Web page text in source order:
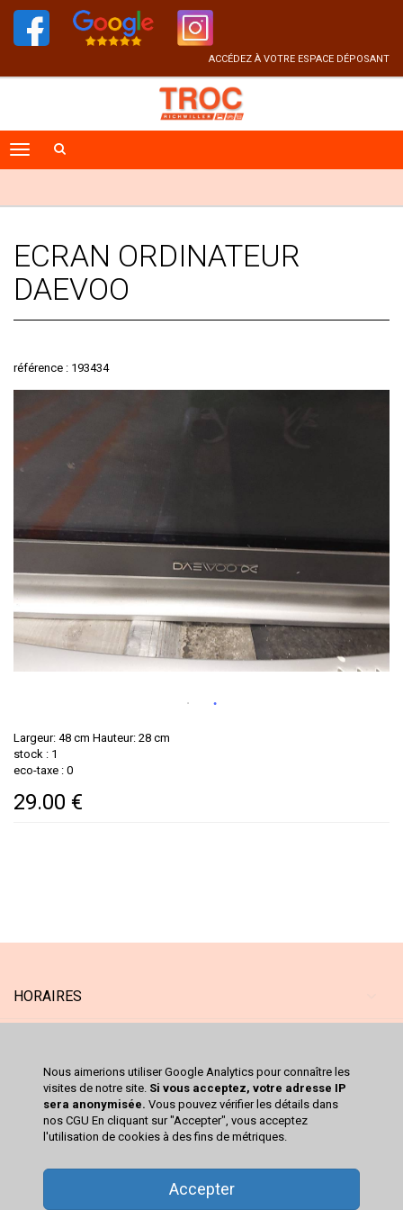
Nous aimerions utiliser Google Analytics pour connaître les
visites de notre site. Si vous acceptez, votre adresse IP
sera anonymisée. Vous pouvez vérifier les détails dans
nos CGU En cliquant sur "Accepter", vous acceptez
l'utilisation de cookies à des fins de métriques.
Accepter
ACCÉDEZ À VOTRE ESPACE DÉPOSANT
ECRAN ORDINATEUR
DAEVOO
référence : 193434
Largeur: 48 cm Hauteur: 28 cm
stock : 1
eco-taxe : 0
29.00 €
HORAIRES
SERVICES
CATALOGUE
VOTRE COMPTE